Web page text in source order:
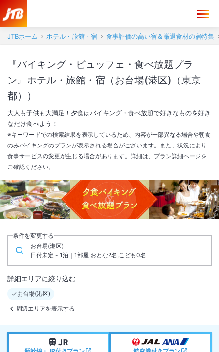
JTBホーム ホテル・旅館・宿 食事評価の高い宿＆厳選食材の宿特集
『バイキング・ビュッフェ・食べ放題プラ
ン』ホテル・旅館・宿（お台場(港区)（東京
都））
大人も子供も大満足！夕食はバイキング・食べ放題で好きなものを好き
なだけ食べよう！
※キーワードでの検索結果を表示しているため、内容が一部異なる場合や朝食
のみバイキングのプランが表示される場合がございます。また、状況により
食事サービスの変更が生じる場合があります。詳細は、プラン詳細ページを
ご確認ください。
条件を変更する
お台場(港区)
日付未定 - 1泊｜1部屋 おとな2名,こども0名
詳細エリアに絞り込む
お台場(港区)
周辺エリアを表示する